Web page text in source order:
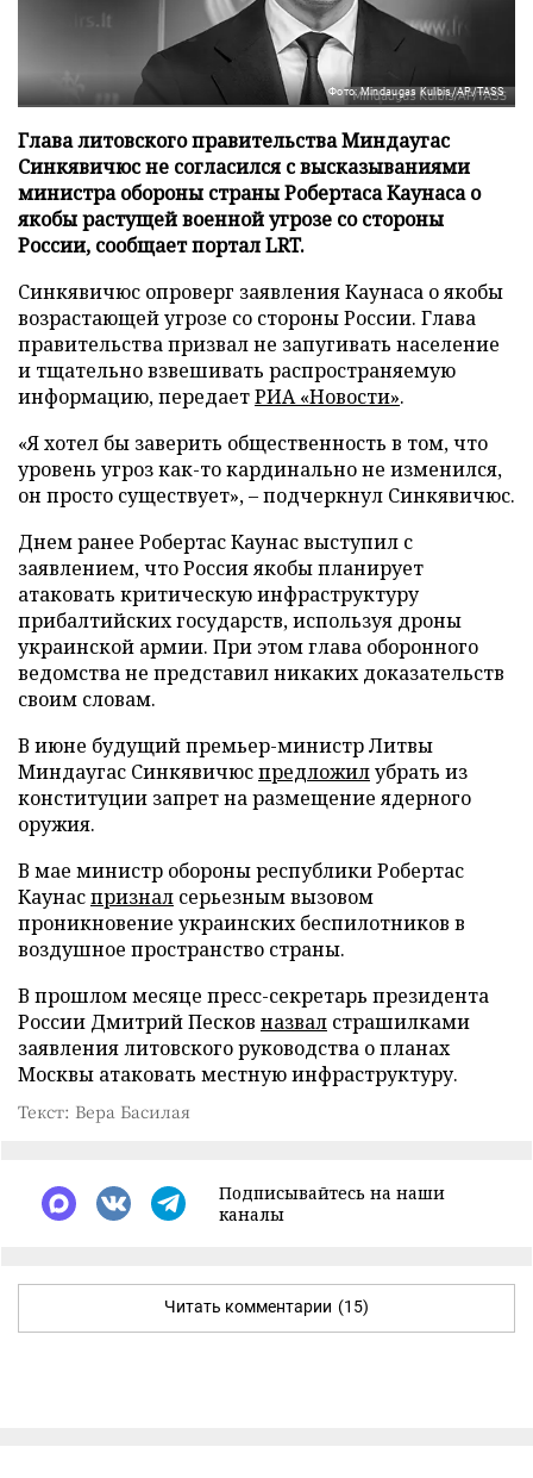
Фото: Mindaugas Kulbis/AP/TASS
Глава литовского правительства Миндаугас
Синкявичюс не согласился с высказываниями
министра обороны страны Робертаса Каунаса о
якобы растущей военной угрозе со стороны
России, сообщает портал LRT.
Синкявичюс опроверг заявления Каунаса о якобы
возрастающей угрозе со стороны России. Глава
правительства призвал не запугивать население
и тщательно взвешивать распространяемую
информацию, передаетРИА «Новости».
«Я хотел бы заверить общественность в том, что
уровень угроз как-то кардинально не изменился,
он просто существует», – подчеркнул Синкявичюс.
Днем ранее Робертас Каунас выступил с
заявлением, что Россия якобы планирует
атаковать критическую инфраструктуру
прибалтийских государств, используя дроны
украинской армии. При этом глава оборонного
ведомства не представил никаких доказательств
своим словам.
В июне будущий премьер-министр Литвы
Миндаугас Синкявичюспредложилубрать из
конституции запрет на размещение ядерного
оружия.
В мае министр обороны республики Робертас
Каунаспризнал серьезным вызовом
проникновение украинских беспилотников в
воздушное пространство страны.
В прошлом месяце пресс-секретарь президента
России Дмитрий Песков назвал страшилками
заявления литовского руководства о планах
Москвы атаковать местную инфраструктуру.
Текст: Вера Басилая
Подписывайтесь на наши
каналы
Читать комментарии (15)